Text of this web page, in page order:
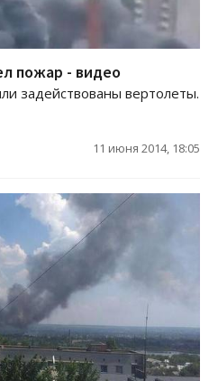
пожар - видео
задействованы вертолеты.
11 июня 2014, 18:05